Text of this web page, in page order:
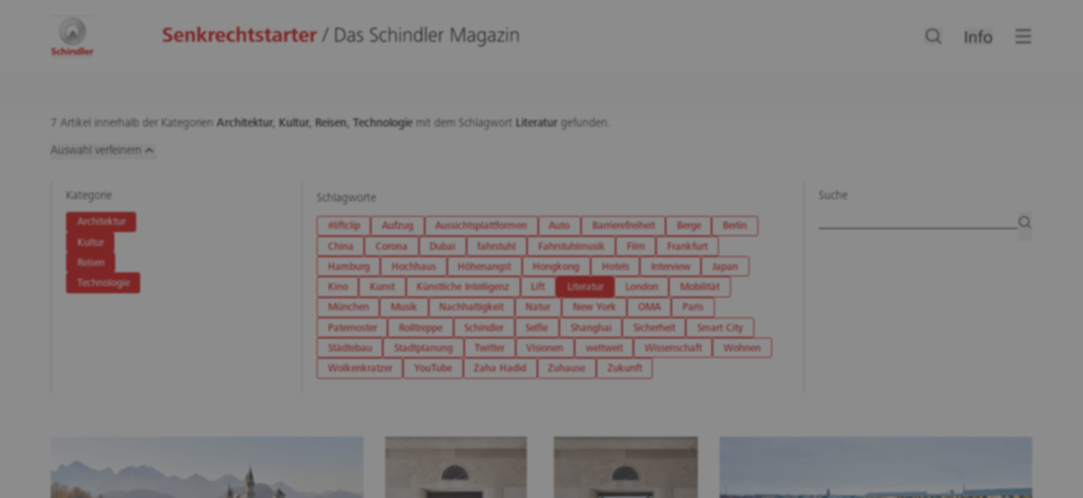
7 Artikel innerhalb der Kategorien Architektur, Kultur, Reisen, Technologie mit dem Schlagwort Literatur gefunden.
Auswahl verfeinern
Kategorie
Architektur
Kultur
Reisen
Technologie
Schlagworte
#liftclip Aufzug Aussichtsplattformen Auto Barrierefreiheit Berge
Berlin
China
Corona Dubai fahrstuhl Fahrstuhlmusik Film
Frankfurt
Hamburg
Hochhaus Höhenangst Hongkong Hotels Interview
Japan
Kino
Kunst Künstliche Intelligenz Lift Literatur London
Mobilität
München
Musik Nachhaltigkeit Natur New York OMA
Paris
Paternoster
Rolltreppe Schindler Selfie Shanghai Sicherheit
Smart City
Städtebau
Stadtplanung Twitter Visionen weltweit Wissenschaft
Wohnen
Wolkenkratzer
YouTube Zaha Hadid Zuhause Zukunft
Suche